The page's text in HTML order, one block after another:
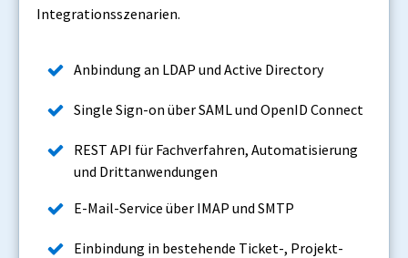
Integrationsszenarien.
Anbindung an LDAP und Active Directory
Single Sign-on über SAML und OpenID Connect
REST API für Fachverfahren, Automatisierung
und Drittanwendungen
E-Mail-Service über IMAP und SMTP
Einbindung in bestehende Ticket-, Projekt-